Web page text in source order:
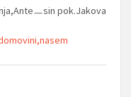
ㅡsin pok.Jakova